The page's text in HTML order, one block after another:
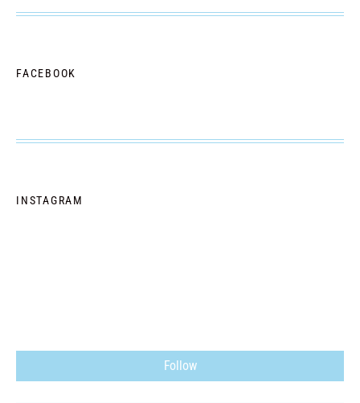
FACEBOOK
INSTAGRAM
Follow